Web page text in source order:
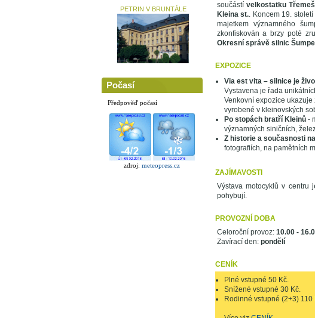
PETRIN V BRUNTÁLE
Počasí
Předpověď počasí
zdroj: meteopress.cz
součástí velkostatku
Kleina st.. Koncem 19.
majetkem významného
zkonfiskován a brzy poté
Okresní správě silnic
EXPOZICE
Via est vita – silnice je
Vystavena je řada
Venkovní expozice
vyrobené v kleinovských
Po stopách bratří Kleinů-
významných siničních,
Z historie a současnosti
fotografiích, na pamětních
ZAJÍMAVOSTI
Výstava motocyklů v centru
pohybují.
PROVOZNÍ DOBA
Celoroční provoz: 10.00 -
Zavírací den: pondělí
CENÍK
Plné vstupné 50 Kč.
Snížené vstupné 30 Kč.
Rodinné vstupné (2+3) 110